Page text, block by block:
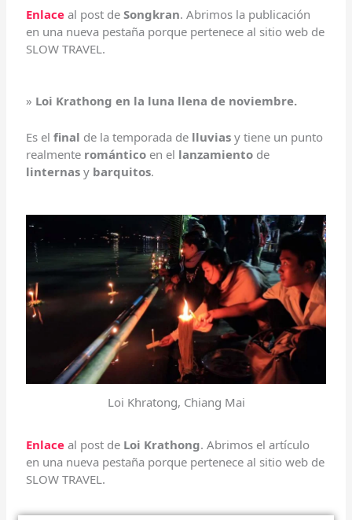
Enlace al post deSongkran. Abrimos la publicación
en una nueva pestaña porque pertenece al sitio web de
SLOW TRAVEL.
» Loi Krathong en la luna llena de noviembre.
Es elfinal de la temporada de lluvias y tiene un punto
realmente romántico en el lanzamiento de
linternas y barquitos.
Loi Khratong, Chiang Mai
Enlace al post de Loi Krathong. Abrimos el artículo
en una nueva pestaña porque pertenece al sitio web de
SLOW TRAVEL.